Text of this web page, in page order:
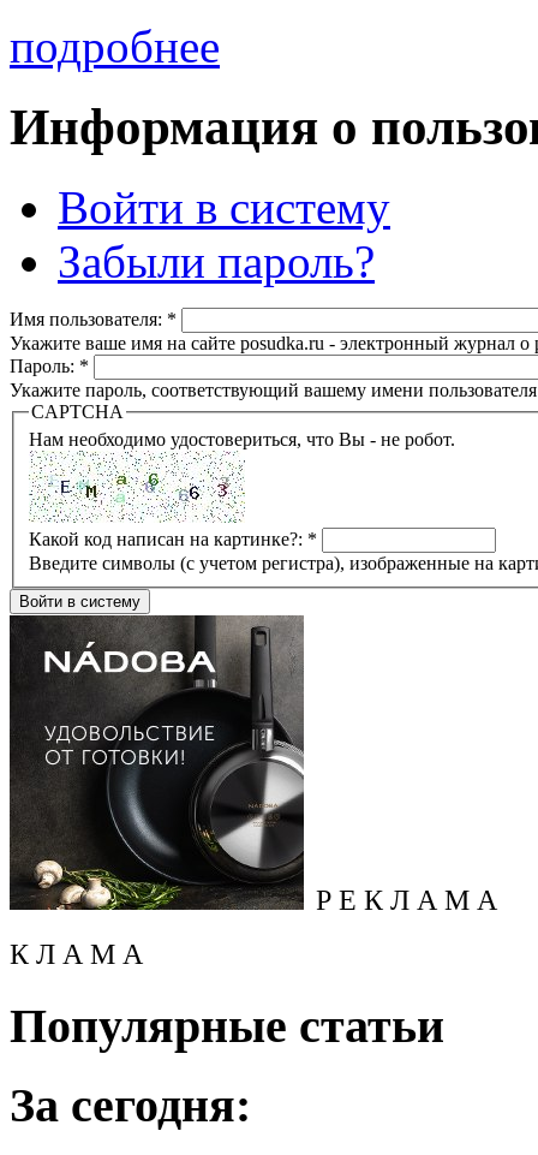
подробнее
Информация о
Войти в систему
Забыли пароль?
Имя пользователя: *
Укажите ваше имя на сайте posudka.ru - электронный журнал
Пароль: *
Укажите пароль, соответствующий вашему имени
CAPTCHA
Нам необходимо удостовериться, что Вы - не робот.
Какой код написан на картинке?: *
Введите символы (с учетом регистра), изображенные на
Р Е К Л А М А
К Л А М А
Популярные статьи
За сегодня: